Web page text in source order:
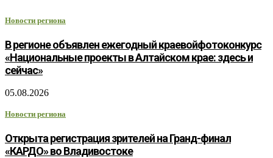
Новости региона
В регионе объявлен ежегодный краевойфотоконкурс
«Национальные проекты в Алтайском крае: здесь и
сейчас»
05.08.2026
Новости региона
Открыта регистрация зрителей на Гранд-финал
«КАРДО» во Владивостоке